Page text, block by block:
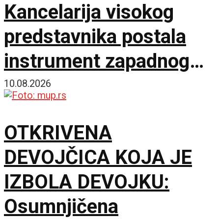
Kancelarija visokog
predstavnika postala
instrument zapadnog
neokolonijalizma
10.08.2026
OTKRIVENA
DEVOJČICA KOJA JE
IZBOLA DEVOJKU:
Osumnjičena